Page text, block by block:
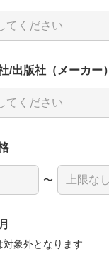
/出版社（メーカー）
〜
対象外となります